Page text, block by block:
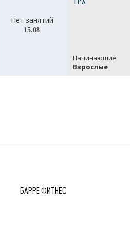
Нет занятий
15.08
Начинающие
Взрослые
БАРРЕ ФИТНЕС